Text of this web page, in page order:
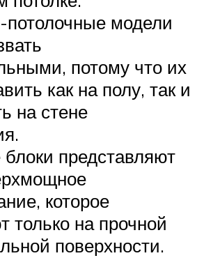
потолочные модели
потому что их
как на полу, так и
на стене
представляют
которое
только на прочной
поверхности.